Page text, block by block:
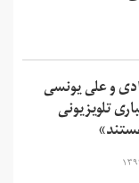
و علی یونسی
تلویزیونی